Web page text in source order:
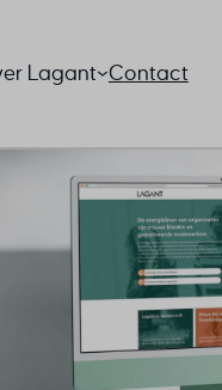
Lagant Contact